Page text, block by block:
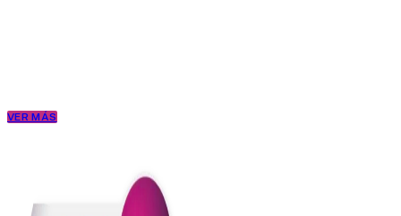
VER MÁS